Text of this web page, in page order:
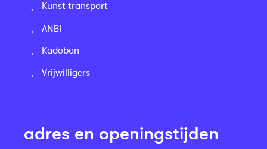
Kunst transport
ANBI
Kadobon
Vrijwilligers
adres en openingstijden